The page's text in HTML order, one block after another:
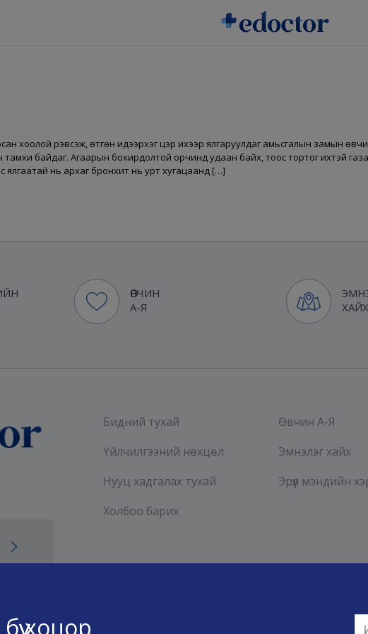
хоолой үрэвсэж, өтгөн идээрхэг цэр ихээр ялгаруулдаг амьсгалын замын
байдаг. Агаарын бохирдолтой орчинд удаан байх, тоос тортог ихтэй
ялгаатай нь архаг бронхит нь урт хугацаанд […]
хоцор
ӨВЧИН
А-Я
ХАЙХ
Бидний тухай
Үйлчилгээний нөхцөл
Нууц хадгалах тухай
Холбоо барих
Өвчин А-Я
Эмнэлэг хайх
Эрүүл мэндийн